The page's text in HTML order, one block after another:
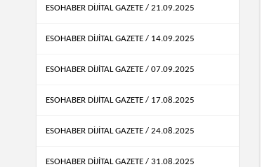
ESOHABER DİJİTAL GAZETE / 21.09.2025
ESOHABER DİJİTAL GAZETE / 14.09.2025
ESOHABER DİJİTAL GAZETE / 07.09.2025
ESOHABER DİJİTAL GAZETE / 17.08.2025
ESOHABER DİJİTAL GAZETE / 24.08.2025
ESOHABER DİJİTAL GAZETE / 31.08.2025